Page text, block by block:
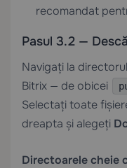
recomandat
Pasul 3.2 —
Navigați la
Bitrix — de obicei
Selectați toate
dreapta și alegeți
Directoarele cheie